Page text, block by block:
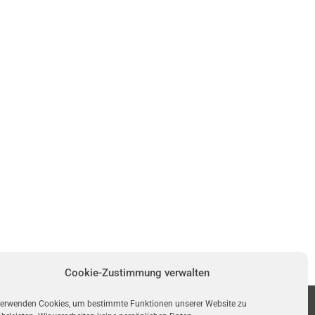
Cookie-Zustimmung verwalten
Cookies, um bestimmte Funktionen unserer Website zu